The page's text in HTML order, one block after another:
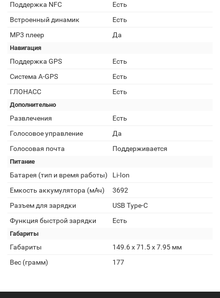
Поддержка NFC
Есть
Встроенный динамик
Есть
MP3 плеер
Да
Навигация
Поддержка GPS
Есть
Cистема A-GPS
Есть
ГЛОНАСС
Есть
Дополнительно
Развлечения
Есть
Голосовое управление
Да
Голосовая почта
Поддерживается
Питание
Батарея (тип и время работы)
Li-Ion
Емкость аккумулятора (мАч)
3692
Разъем для зарядки
USB Type-C
Функция быстрой зарядки
Есть
Габариты
Габариты
149.6 x 71.5 x 7.95 мм
Вес (грамм)
177